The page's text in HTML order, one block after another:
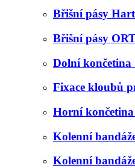
Břišní pásy
Břišní pásy
Dolní končetina
Fixace kloubů
Horní končetina
Kolenní
Kolenní